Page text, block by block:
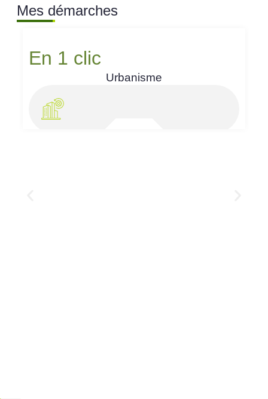
Mes démarches
En 1 clic
Urbanisme